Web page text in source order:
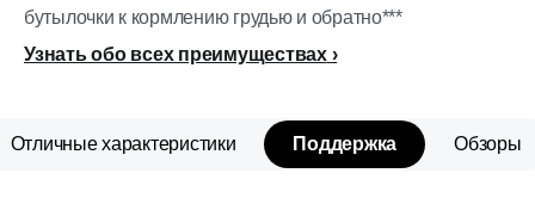
бутылочки к кормлению грудью и обратно***​
Узнать обо всех преимуществах
Отличные характеристики Поддержка Обзоры